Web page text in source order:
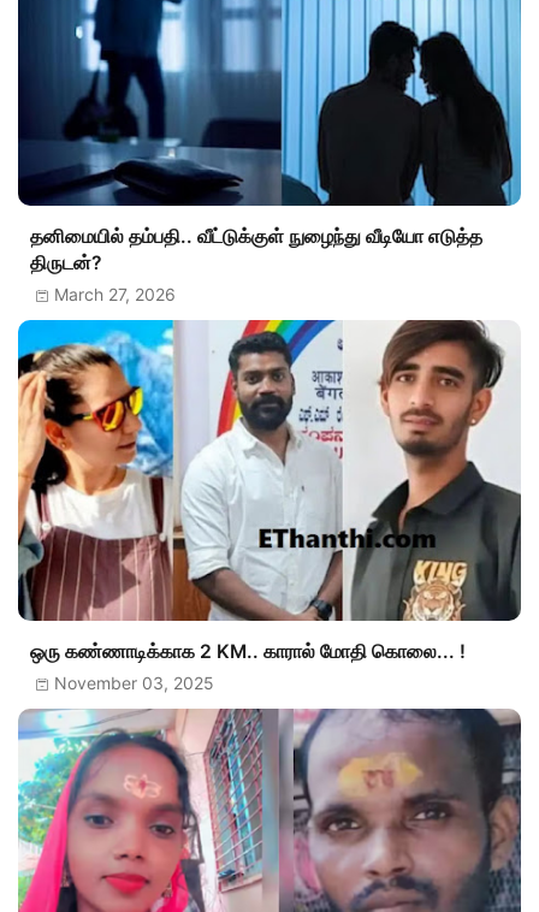
தனிமையில் தம்பதி.. வீட்டுக்குள் நுழைந்து வீடியோ எடுத்த
திருடன்?
March 27, 2026
ஒரு கண்ணாடிக்காக 2 KM.. காரால் மோதி கொலை... !
November 03, 2025